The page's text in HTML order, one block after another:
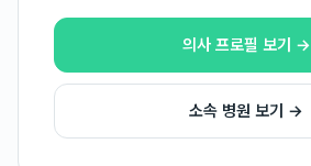
의사 프로필 보기 →
소속 병원 보기 →